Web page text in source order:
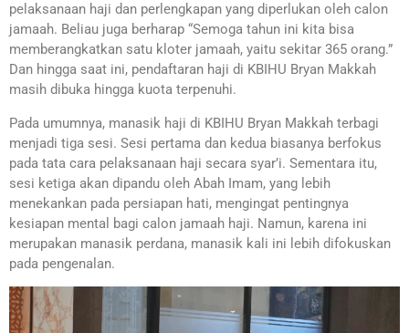
pelaksanaan haji dan perlengkapan yang diperlukan oleh calon
jamaah. Beliau juga berharap “Semoga tahun ini kita bisa
memberangkatkan satu kloter jamaah, yaitu sekitar 365 orang.”
Dan hingga saat ini, pendaftaran haji di KBIHU Bryan Makkah
masih dibuka hingga kuota terpenuhi.
Pada umumnya, manasik haji di KBIHU Bryan Makkah terbagi
menjadi tiga sesi. Sesi pertama dan kedua biasanya berfokus
pada tata cara pelaksanaan haji secara syar’i. Sementara itu,
sesi ketiga akan dipandu oleh Abah Imam, yang lebih
menekankan pada persiapan hati, mengingat pentingnya
kesiapan mental bagi calon jamaah haji. Namun, karena ini
merupakan manasik perdana, manasik kali ini lebih difokuskan
pada pengenalan.